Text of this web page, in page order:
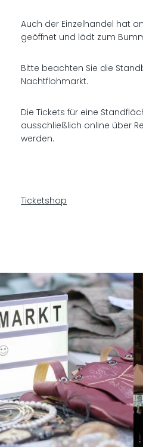
Auch der Einzelhandel hat
geöffnet und lädt zum
Bitte beachten Sie die
Nachtflohmarkt.
Die Tickets für eine
ausschließlich online über
werden.
Ticketshop